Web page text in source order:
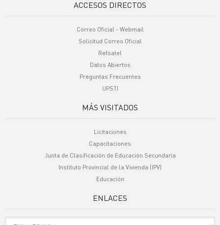
ACCESOS DIRECTOS
Correo Oficial - Webmail
Solicitud Correo Oficial
Refsatel
Datos Abiertos
Preguntas Frecuentes
UPSTI
MÁS VISITADOS
Licitaciones
Capacitaciones
Junta de Clasificación de Educación Secundaria
Instituto Provincial de la Vivienda (IPV)
Educación
ENLACES